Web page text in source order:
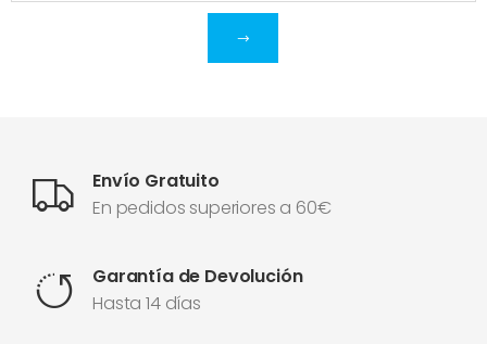
Envío Gratuito
En pedidos superiores a 60€
Garantía de Devolución
Hasta 14 días